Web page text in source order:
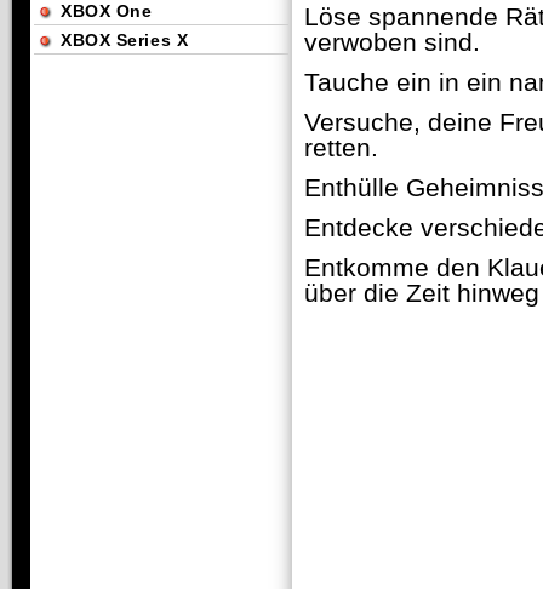
Löse spannende
verwoben sind.
Tauche ein in ein
Versuche, deine
retten.
Enthülle
Entdecke
Entkomme den
über die Zeit
XBOX One
XBOX Series X